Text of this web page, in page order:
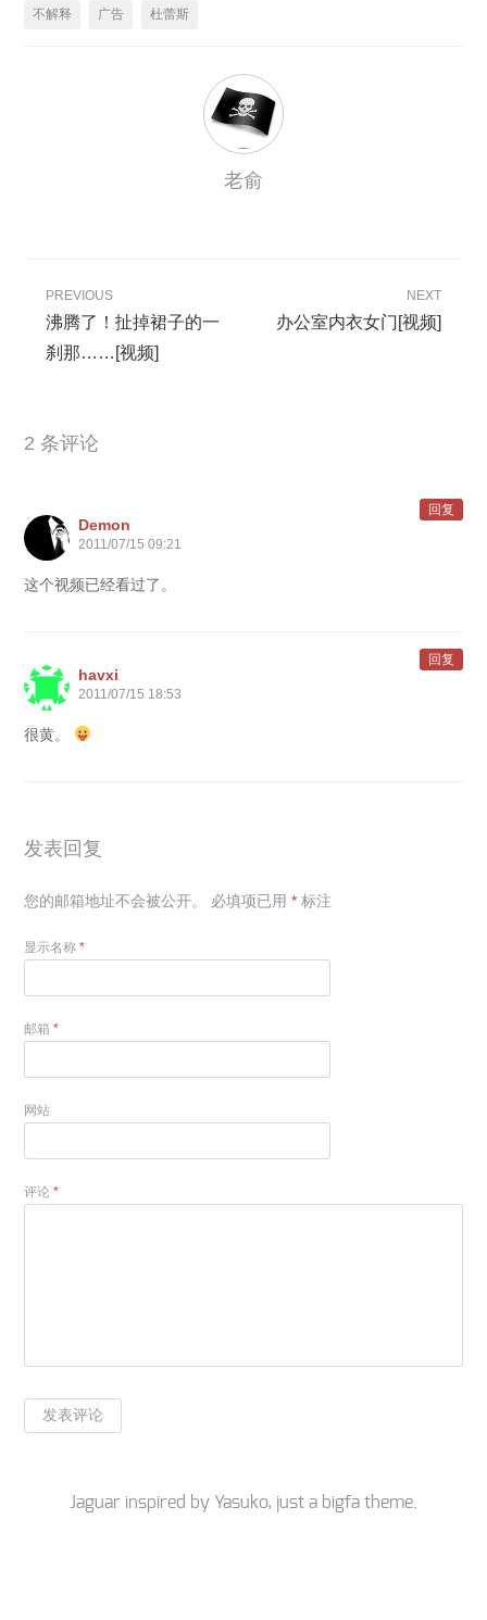
不解释 广告 杜蕾斯
老俞
PREVIOUS
沸腾了！扯掉裙子的一
刹那……[视频]
NEXT
办公室内衣女门[视频]
2 条评论
Demon
2011/07/15 09:21
这个视频已经看过了。
回复
havxi
2011/07/15 18:53
很黄。
回复
发表回复
您的邮箱地址不会被公开。 必填项已用* 标注
显示名称*
邮箱*
网站
评论*
Jaguar inspired by Yasuko, just a bigfa theme.